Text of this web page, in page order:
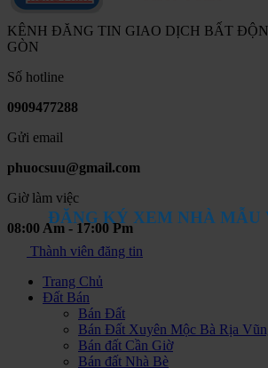
KÊNH ĐĂNG TIN GIAO DỊCH BẤT
GÒN
Số hotline
0909477288
Gửi email
phuocsuu@gmail.com
Giờ làm việc
08:00 Am - 17:00 Pm
Thành viên đăng tin
Trang Chủ
Đất Bán
Bán Đất
Bán Đất Xuyên Mộc Bà Rịa
Bán đất Cần Giờ
Bán đất Nhà Bè
ĐĂNG KÝ XEM NHÀ MẪU